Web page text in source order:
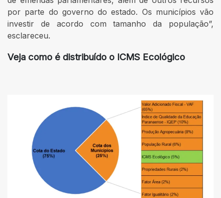
por parte do governo do estado. Os municípios vão
investir de acordo com tamanho da população”,
esclareceu.
Veja como é distribuído o ICMS Ecológico